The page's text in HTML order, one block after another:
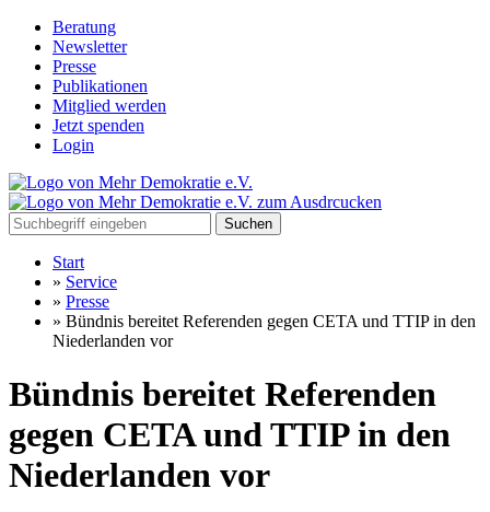
Beratung
Newsletter
Presse
Publikationen
Mitglied werden
Jetzt spenden
Login
Suchen
Start
» Service
» Presse
» Bündnis bereitet Referenden gegen CETA und TTIP in den
Niederlanden vor
Bündnis bereitet Referenden
gegen CETA und TTIP in den
Niederlanden vor